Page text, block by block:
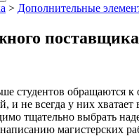
> Дополнительные
студентов обращаются к
и не всегда у них
тщательно выбрать
магистерских